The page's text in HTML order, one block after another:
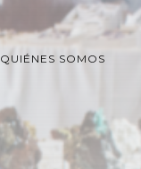
QUIÉNES SOMOS